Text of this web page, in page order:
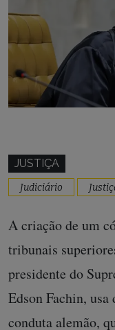
JUSTIÇA
Judiciário
A criação de um
tribunais
presidente do
Edson Fachin,
conduta alemão,